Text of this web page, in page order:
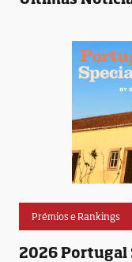
Prémios e Rankings
2026 Portugal